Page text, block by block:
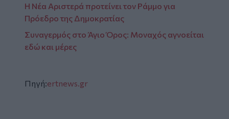
Η Νέα Αριστερά προτείνει τον Ράμμο για
Πρόεδρο της Δημοκρατίας
Συναγερμός στο Άγιο Όρος: Μοναχός αγνοείται
εδώ και μέρες
Πηγή:ertnews.gr